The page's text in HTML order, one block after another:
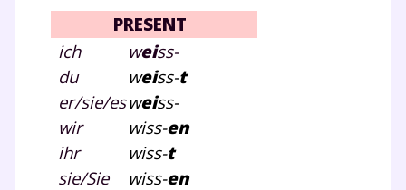
PRESENT
ich
du
er/sie/es
wir
ihr
sie/Sie
weiss-
weiss-t
weiss-
wiss-en
wiss-t
wiss-en
en savoir plus sur la gestion de vos données
personnelles et pour exercer vos droits, vous pouvez
consulter
notre charte